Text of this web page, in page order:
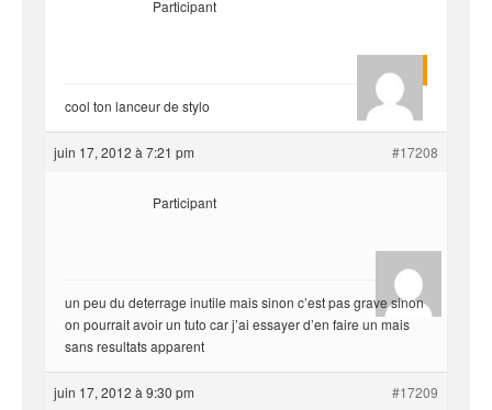
mar69
Participant
cool ton lanceur de stylo
juin 17, 2012 à 7:21 pm #17208
hjf
Participant
un peu du deterrage inutile mais sinon c’est pas grave sinon
on pourrait avoir un tuto car j’ai essayer d’en faire un mais
sans resultats apparent
juin 17, 2012 à 9:30 pm #17209